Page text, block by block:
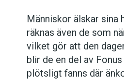
Människor älskar sina
räknas även de som
vilket gör att den
blir de en del av
plötsligt fanns där